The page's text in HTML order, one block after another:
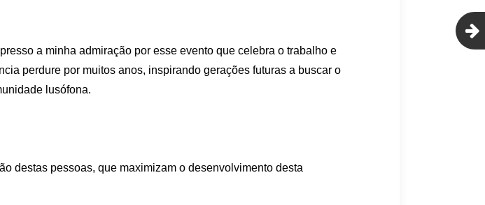
a minha admiração por esse evento que celebra o trabalho e
perdure por muitos anos, inspirando gerações futuras a buscar o
lusófona.
destas pessoas, que maximizam o desenvolvimento desta